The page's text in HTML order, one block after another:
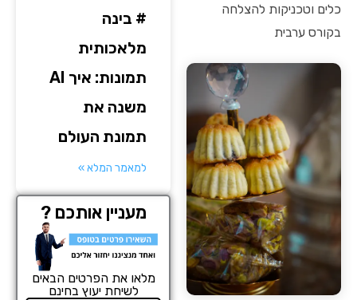
כלים וטכניקות להצלחה
בקורס ערבית
# בינה
מלאכותית
תמונות: איך AI
משנה את
תמונת העולם
למאמר המלא »
מעניין אותכם ?
מלאו את הפרטים הבאים
לשיחת יעוץ בחינם